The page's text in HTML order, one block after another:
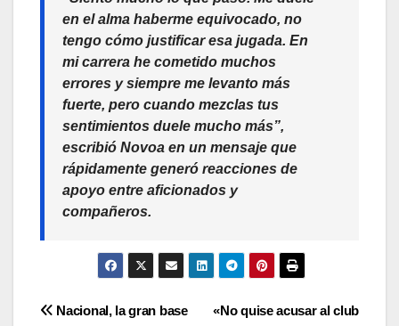
en el alma haberme equivocado, no
tengo cómo justificar esa jugada. En
mi carrera he cometido muchos
errores y siempre me levanto más
fuerte, pero cuando mezclas tus
sentimientos duele mucho más”,
escribió Novoa en un mensaje que
rápidamente generó reacciones de
apoyo entre aficionados y
compañeros.
«No quise acusar al club
Nacional, la gran base